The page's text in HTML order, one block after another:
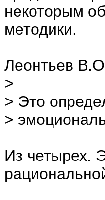
некоторым
методики.
Леонтьев
>
> Это
>
Из четырех.